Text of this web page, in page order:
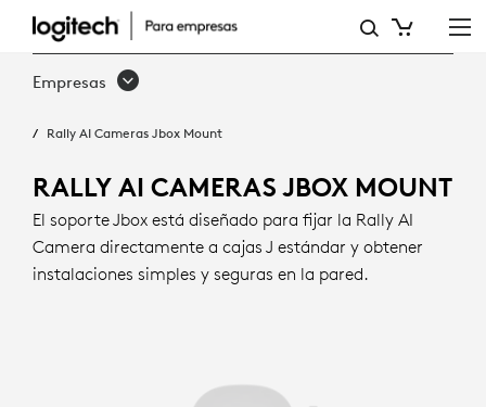
MONTAJE
JBOX
RALLY
AI
CAMERA
Empresas
Rally AI Cameras Jbox Mount
RALLY AI CAMERAS JBOX MOUNT
El soporte Jbox está diseñado para fijar la Rally AI
Camera directamente a cajas J estándar y obtener
instalaciones simples y seguras en la pared.